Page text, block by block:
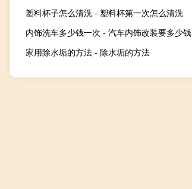
塑料杯子怎么清洗 - 塑料杯第一次怎么清洗
内饰洗车多少钱一次 - 汽车内饰改装要多少钱
家用除水垢的方法 - 除水垢的方法